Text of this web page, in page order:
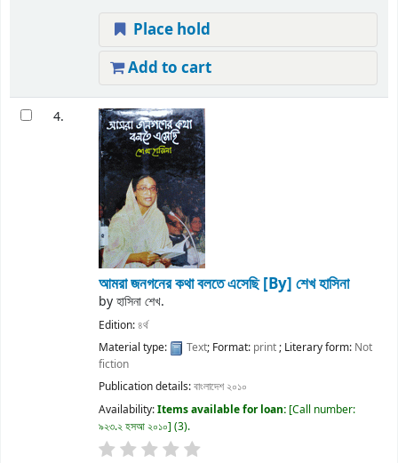
Place hold
Add to cart
4.
আমরা জনগনের কথা বলতে এসেছি[By] শেখ হাসিনা
byহাসিনা শেখ.
Edition:৪র্থ
Material type:
Text; Format: print; Literary form: Not
fiction
Publication details:বাংলাদেশ ২০১০
Availability:Items available for loan: Call number:
৯২৩.২ হসআ ২০১০ (3).